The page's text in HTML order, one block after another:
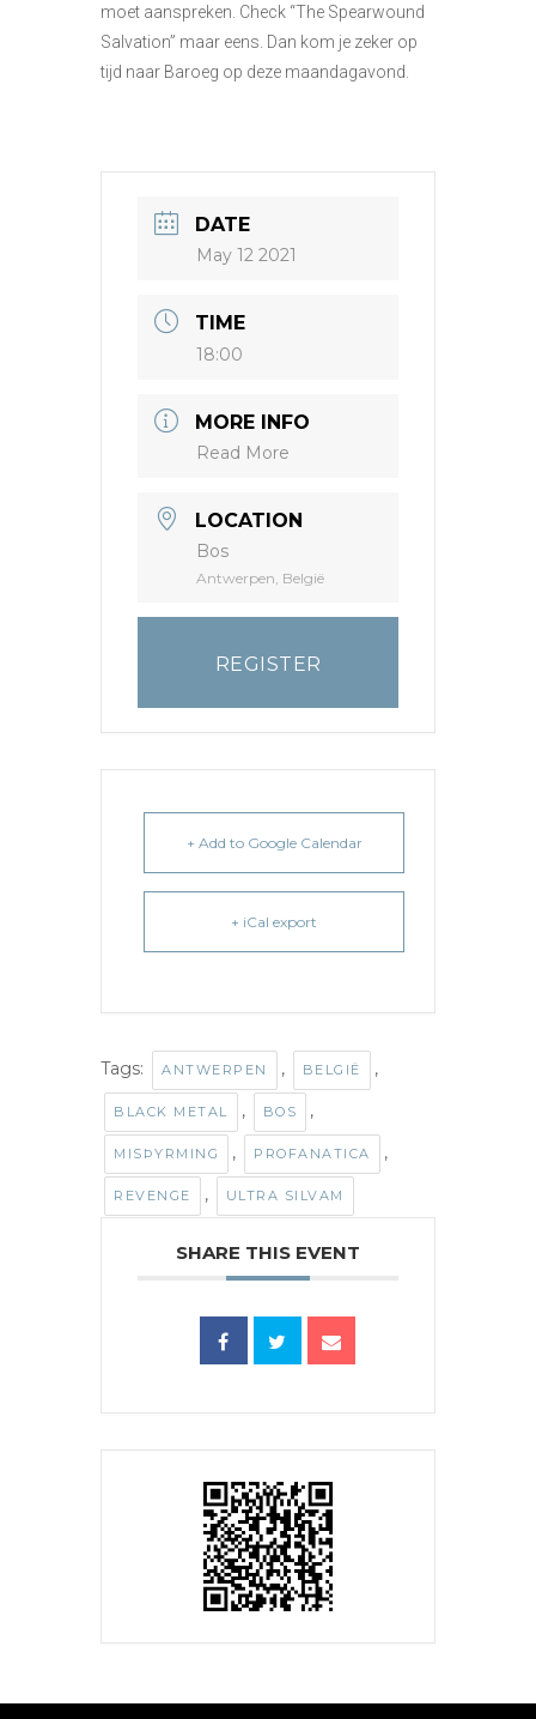
moet aanspreken. Check “The Spearwound
Salvation” maar eens. Dan kom je zeker op
tijd naar Baroeg op deze maandagavond.
DATE
May 12 2021
TIME
18:00
MORE INFO
Read More
LOCATION
Bos
Antwerpen, België
REGISTER
+ Add to Google Calendar
+ iCal export
Tags: ANTWERPEN , BELGIË ,
BLACK METAL , BOS ,
MISÞYRMING , PROFANATICA ,
REVENGE , ULTRA SILVAM
SHARE THIS EVENT